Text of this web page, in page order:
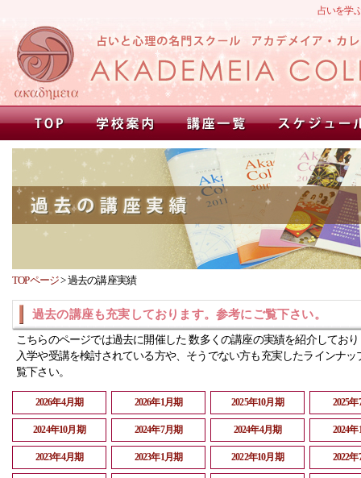
占いを学
TOPページ>過去の講座実績
過去の講座も充実しております。参考にご覧下さい。
こちらのページでは過去に開催した 数多くの講座の実績を紹介してお
入学や受講を検討されている方や、そうでない方も充実したラインナッ
覧下さい。
2026年4月期 2026年1月期 2025年10月期 2025
2024年10月期 2024年7月期 2024年4月期 2024
2023年4月期 2023年1月期 2022年10月期 2022